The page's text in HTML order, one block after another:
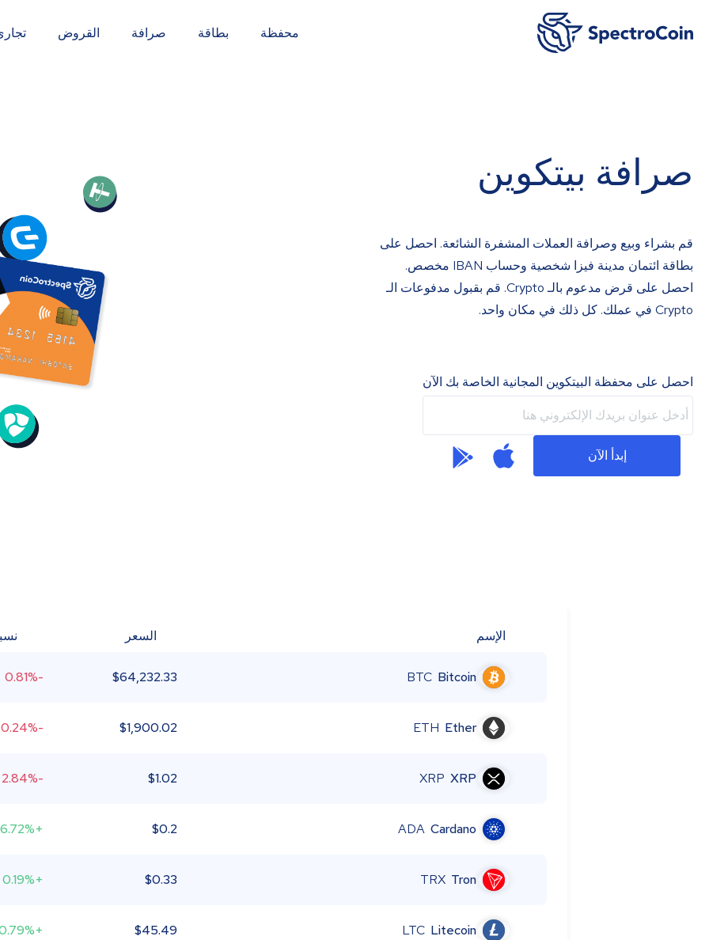
محفظة بطاقة صرافة القروض
صرافة بيتكوين
قم بشراء وبيع وصرافة العملات المشفرة الشائعة. احصل على
بطاقة ائتمان مدينة فيزا شخصية وحساب IBAN مخصص.
احصل على قرض مدعوم بالـ Crypto. قم بقبول مدفوعات الـ
Crypto في عملك. كل ذلك في مكان واحد.
احصل على محفظة البيتكوين المجانية الخاصة بك الآن
إبدأ الآن
الإسم السعر
Bitcoin
BTC
$64,232.33
-0.81%
Ether
ETH
$1,900.02
-0.24%
XRP
XRP
$1.02
-2.84%
Cardano
ADA
$0.2
+6.72%
Tron
TRX
$0.33
+0.19%
Litecoin
LTC
$45.49
+0.79%